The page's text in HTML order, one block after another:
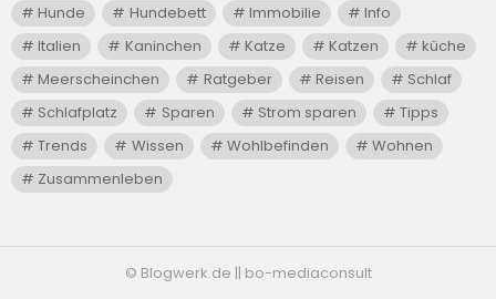
Hunde
Hundebett Immobilie
Info
Italien
Kaninchen Katze Katzen
küche
Meerscheinchen
Ratgeber Reisen
Schlaf
Schlafplatz
Sparen Strom sparen
Tipps
Trends
Wissen Wohlbefinden
Wohnen
Zusammenleben
© Blogwerk.de || bo-mediaconsult